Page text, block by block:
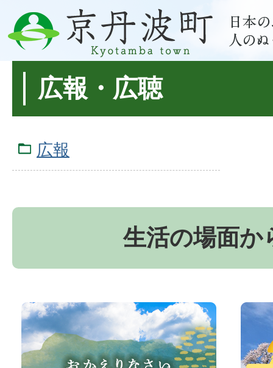
広報・広聴
広報
生活の場面か
お
か
え
京
波